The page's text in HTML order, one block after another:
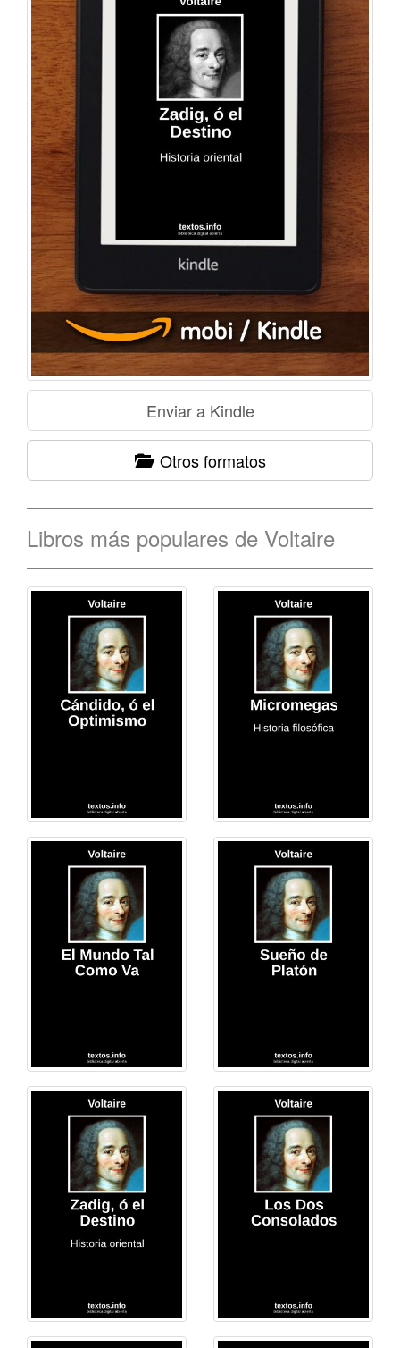
Otros formatos
Libros más populares de Voltaire